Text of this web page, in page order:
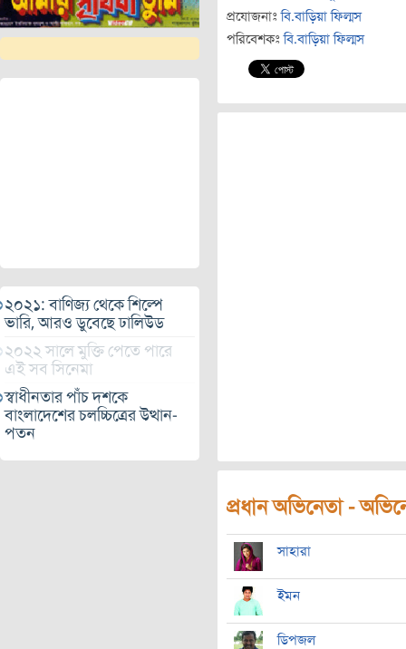
২০২১: বাণিজ্য থেকে শিল্পে
ভারি, আরও ডুবেছে ঢালিউড
২০২২ সালে মুক্তি পেতে পারে
এই সব সিনেমা
স্বাধীনতার পাঁচ দশকে
বাংলাদেশের চলচ্চিত্রের উত্থান-
পতন
প্রযোজনাঃ বি.বাড়িয়া ফিল্মস
পরিবেশকঃ বি.বাড়িয়া ফিল্মস
প্রধান অভিনেতা -
সাহারা
ইমন
ডিপজল